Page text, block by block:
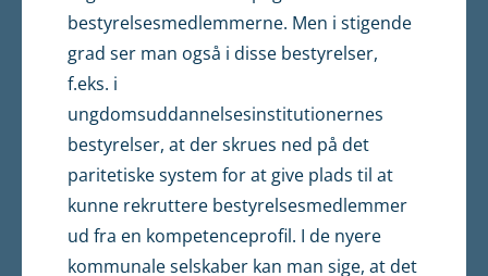
bestyrelsesmedlemmerne. Men i stigende
grad ser man også i disse bestyrelser,
f.eks. i
ungdomsuddannelsesinstitutionernes
bestyrelser, at der skrues ned på det
paritetiske system for at give plads til at
kunne rekruttere bestyrelsesmedlemmer
ud fra en kompetenceprofil. I de nyere
kommunale selskaber kan man sige, at det